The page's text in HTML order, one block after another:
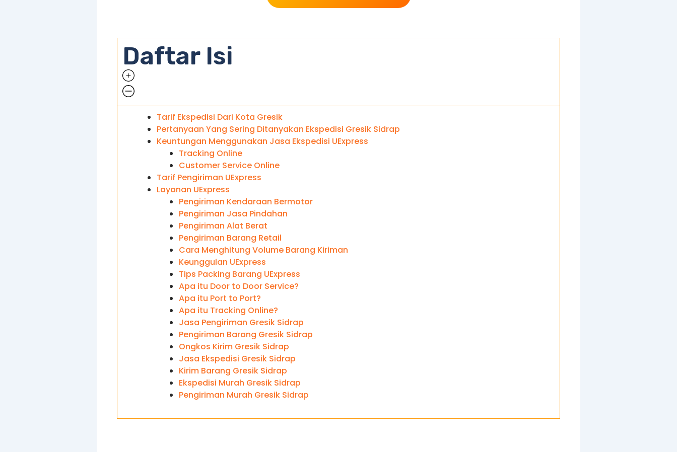
Daftar Isi
Tarif Ekspedisi Dari Kota Gresik
Pertanyaan Yang Sering Ditanyakan Ekspedisi Gresik Sidrap
Keuntungan Menggunakan Jasa Ekspedisi UExpress
Tracking Online
Customer Service Online
Tarif Pengiriman UExpress
Layanan UExpress
Pengiriman Kendaraan Bermotor
Pengiriman Jasa Pindahan
Pengiriman Alat Berat
Pengiriman Barang Retail
Cara Menghitung Volume Barang Kiriman
Keunggulan UExpress
Tips Packing Barang UExpress
Apa itu Door to Door Service?
Apa itu Port to Port?
Apa itu Tracking Online?
Jasa Pengiriman Gresik Sidrap
Pengiriman Barang Gresik Sidrap
Ongkos Kirim Gresik Sidrap
Jasa Ekspedisi Gresik Sidrap
Kirim Barang Gresik Sidrap
Ekspedisi Murah Gresik Sidrap
Pengiriman Murah Gresik Sidrap